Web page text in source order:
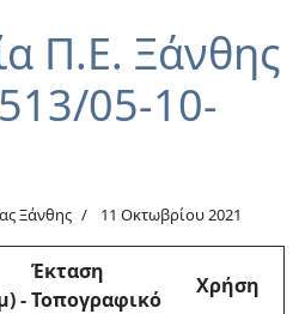
Π.Ε. Ξάνθης
05-10-
Ξάνθης 11 Οκτωβρίου 2021
Έκταση
-Τοπογραφικό
Χρήση